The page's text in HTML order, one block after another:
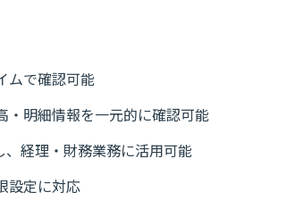
ムで確認可能
・明細情報を一元的に確認可能
経理・財務業務に活用可能
設定に対応